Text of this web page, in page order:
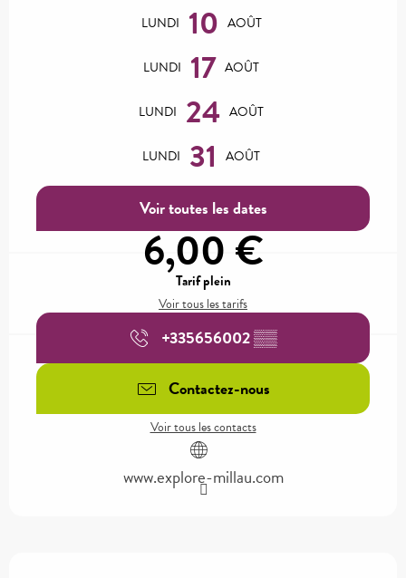
LUNDI 10 AOÛT
LUNDI 17 AOÛT
LUNDI 24 AOÛT
LUNDI 31 AOÛT
Voir toutes les dates
6,00 €
Tarif plein
Voir tous les tarifs
+335656002▒▒
Contactez-nous
Voir tous les contacts
www.explore-millau.com